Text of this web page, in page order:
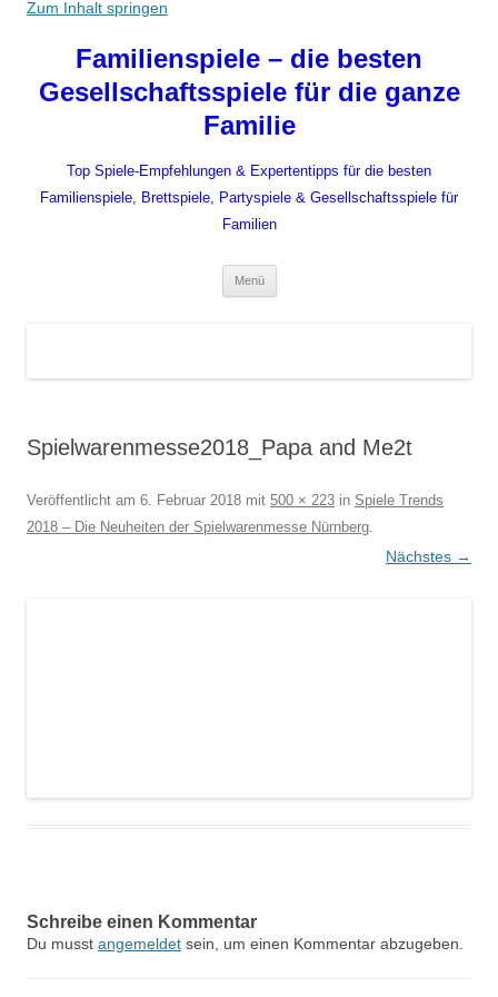
Zum Inhalt springen
Familienspiele – die besten
Gesellschaftsspiele für die ganze
Familie
Top Spiele-Empfehlungen & Expertentipps für die besten
Familienspiele, Brettspiele, Partyspiele & Gesellschaftsspiele für
Familien
Menü
Spielwarenmesse2018_Papa and Me2t
Veröffentlicht am 6. Februar 2018 mit 500 × 223 in Spiele Trends
2018 – Die Neuheiten der Spielwarenmesse Nürnberg.
Nächstes →
Schreibe einen Kommentar
Du musst angemeldet sein, um einen Kommentar abzugeben.